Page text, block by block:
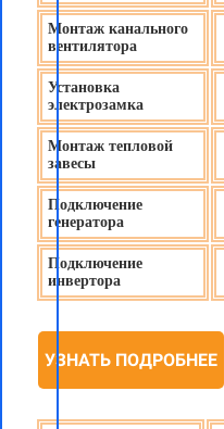
Монтаж канального
вентилятора
Установка
электрозамка
Монтаж тепловой
завесы
Подключение
генератора
Подключение
инвертора
УЗНАТЬ ПОДРОБНЕЕ